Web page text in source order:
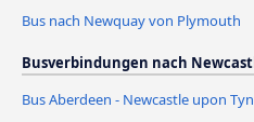
Bus nach Newquay von Plymouth
Busverbindungen nach
Bus Aberdeen - Newcastle upon